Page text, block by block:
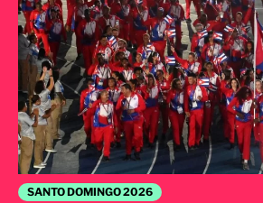
SANTO DOMINGO 2026